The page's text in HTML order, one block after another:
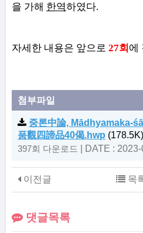
을 가해 한역하였다.
자세한 내용은 앞으로 27회 에
첨부파일
중론中論, Mādhyamaka-
품觀四諦品40偈.hwp (178.5K)
397회 다운로드 DATE :
이전글 목
댓글목록